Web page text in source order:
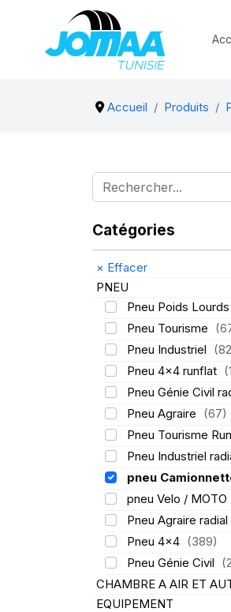
Accueil Produits
Catégories
× Effacer
PNEU
Pneu Poids Lourds
Pneu Tourisme
Pneu Industriel
Pneu 4x4 runflat
Pneu Génie Civil
Pneu Agraire (67)
Pneu Tourisme
Pneu Industriel
pneu
pneu Velo / MOTO
Pneu Agraire radial
Pneu 4x4 (389)
Pneu Génie Civil
CHAMBRE A AIR ET
EQUIPEMENT